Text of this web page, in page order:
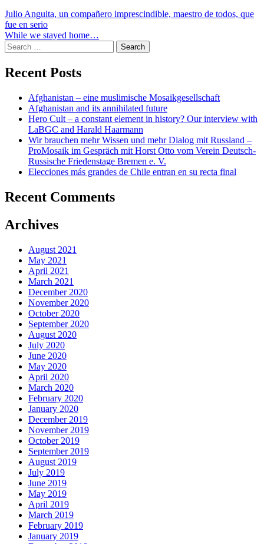
Post
navigation
Julio Anguita, un compañero imprescindible, maestro de todos, que
fue en serio
While we stayed home…
Search
for:
Recent Posts
Afghanistan – eine muslimische Mosaikgesellschaft
Afghanistan and its annihilated future
Hero Cult – a constant element in history? Our interview with
LaBGC and Harald Haarmann
Wir brauchen mehr Wissen und mehr Dialog mit Russland –
ProMosaik im Gespräch mit Horst Otto vom Verein Deutsch-
Russische Friedenstage Bremen e. V.
Elecciones más grandes de Chile entran en su recta final
Recent Comments
Archives
August 2021
May 2021
April 2021
March 2021
December 2020
November 2020
October 2020
September 2020
August 2020
July 2020
June 2020
May 2020
April 2020
March 2020
February 2020
January 2020
December 2019
November 2019
October 2019
September 2019
August 2019
July 2019
June 2019
May 2019
April 2019
March 2019
February 2019
January 2019